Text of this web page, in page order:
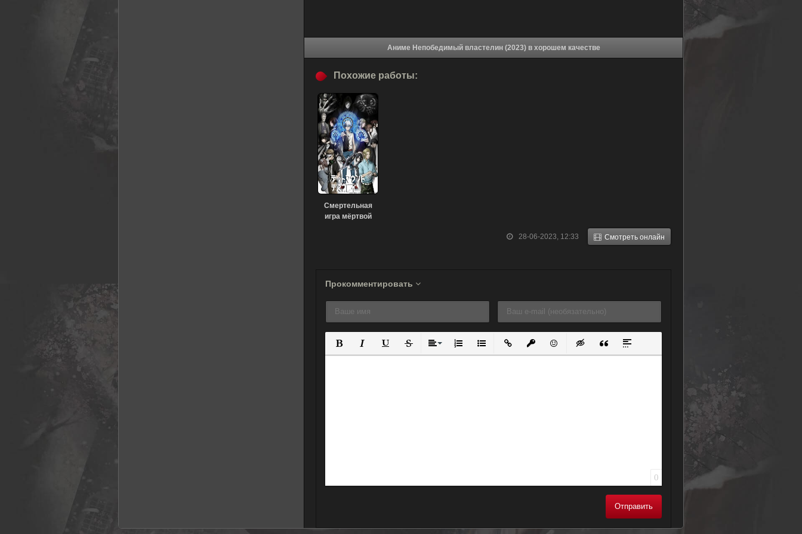
Аниме Непобедимый властелин (2023) в хорошем качестве
28-06-2023, 12:33 Смотреть онлайн
Похожие работы:
Смертельная
игра мёртвой
Прокомментировать
Полужирный
КурсивПодчеркнутый
ЗачеркнутыйВыравнивание
Нумерованный список
Маркированный список
Вставить ссылку
Вставить защищенную ссылку
Вставить смайлик
Вставка скрытого текста
Вставка цитаты
Вставка спойлера
0
Отправить